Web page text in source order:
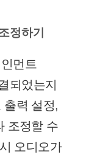
정하기
먼트
되었는지
출력 설정,
조정할 수
오디오가